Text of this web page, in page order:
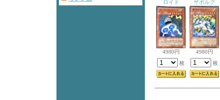
ロイド
4980円
枚
ザボルグ
4980円
枚